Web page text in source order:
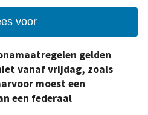
voor
gelden
vanaf vrijdag, zoals
moest een
een federaal